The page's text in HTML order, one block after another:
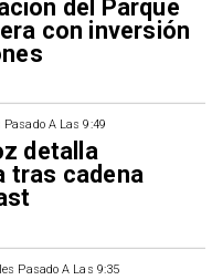
del Parque
con inversión
Pasado A Las 9:49
detalla
tras cadena
Pasado A Las 9:35